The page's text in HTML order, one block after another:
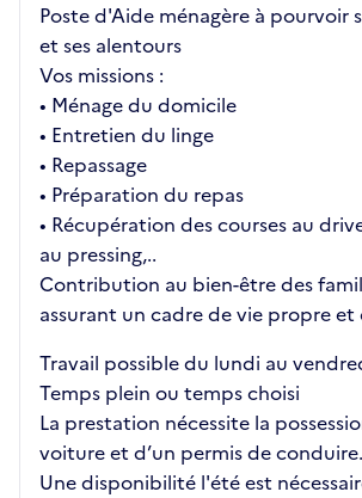
Poste d'Aide ménagère à pourvoir
et ses alentours
Vos missions :
• Ménage du domicile
• Entretien du linge
• Repassage
• Préparation du repas
• Récupération des courses au
au pressing,..
Contribution au bien-être des
assurant un cadre de vie propre
Travail possible du lundi au
Temps plein ou temps choisi
La prestation nécessite la
voiture et d’un permis de conduire.
Une disponibilité l'été est